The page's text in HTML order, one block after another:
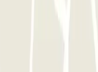
a sua bagagem, ligue para
traga o seu veículo de
entregará o seu